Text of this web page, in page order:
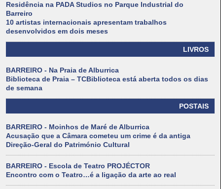
Residência na PADA Studios no Parque Industrial do
Barreiro
10 artistas internacionais apresentam trabalhos
desenvolvidos em dois meses
LIVROS
BARREIRO - Na Praia de Alburrica
Biblioteca de Praia – TCBiblioteca está aberta todos os dias
de semana
POSTAIS
BARREIRO - Moinhos de Maré de Alburrica
Acusação que a Câmara cometeu um crime é da antiga
Direção-Geral do Património Cultural
BARREIRO - Escola de Teatro PROJÉCTOR
Encontro com o Teatro…é a ligação da arte ao real